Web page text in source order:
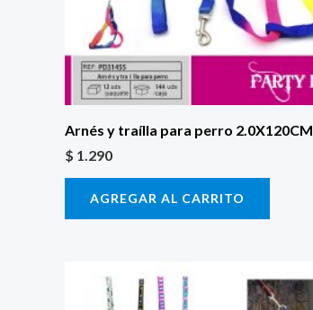
Arnés y traílla para perro 2.0X120CM
$ 1.290
AGREGAR AL CARRITO